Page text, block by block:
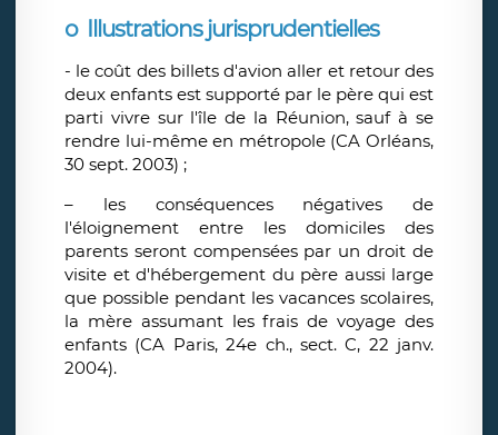
o Illustrations jurisprudentielles
- le coût des billets d'avion aller et retour des
deux enfants est supporté par le père qui est
parti vivre sur l'île de la Réunion, sauf à se
rendre lui-même en métropole (CA Orléans,
30 sept. 2003) ;
– les conséquences négatives de
l'éloignement entre les domiciles des
parents seront compensées par un droit de
visite et d'hébergement du père aussi large
que possible pendant les vacances scolaires,
la mère assumant les frais de voyage des
enfants (CA Paris, 24e ch., sect. C, 22 janv.
2004).